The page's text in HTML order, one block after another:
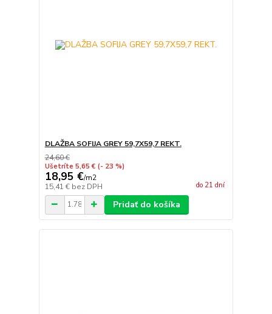
DLAŽBA SOFIJA GREY 59,7X59,7 REKT.
24,60 €
Ušetríte 5,65 € (- 23 %)
18,95 €/m2
15,41 € bez DPH do 21 dní
Pridať do košíka